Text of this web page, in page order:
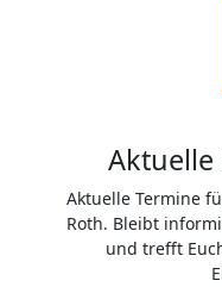
Aktuelle
Aktuelle Termine
Roth. Bleibt
und trefft